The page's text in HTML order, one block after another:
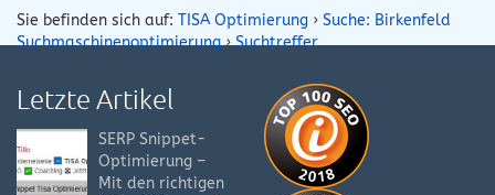
Sie befinden sich auf: TISA Optimierung › Suche: Birkenfeld
Suchmaschinenoptimierung›Suchtreffer
Letzte Artikel
SERP Snippet-
Optimierung –
Mit den richtigen